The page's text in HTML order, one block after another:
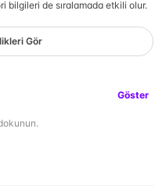
bilgileri de sıralamada etkili olur.
Gör
Göster